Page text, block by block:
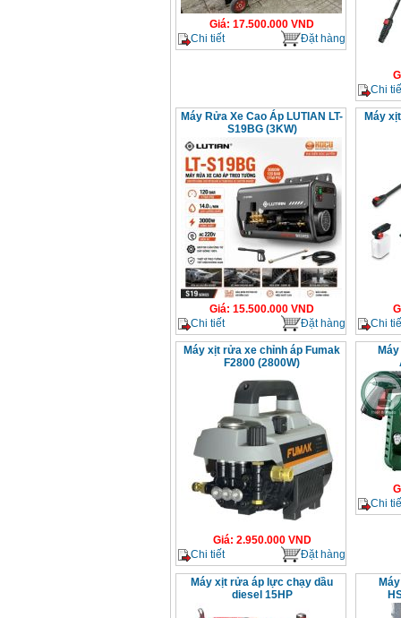
Giá: 17.500.000 VND
Chi tiết
Đặt hàng
Chi
Máy Rửa Xe Cao Áp LUTIAN LT-
S19BG (3KW)
Giá: 15.500.000 VND
Chi tiết
Đặt hàng
Máy
Chi
Máy xịt rửa xe chỉnh áp Fumak
F2800 (2800W)
Giá: 2.950.000VND
Chi tiết
Đặt hàng
Chi
Máy xịt rửa áp lực chạy dầu
diesel 15HP